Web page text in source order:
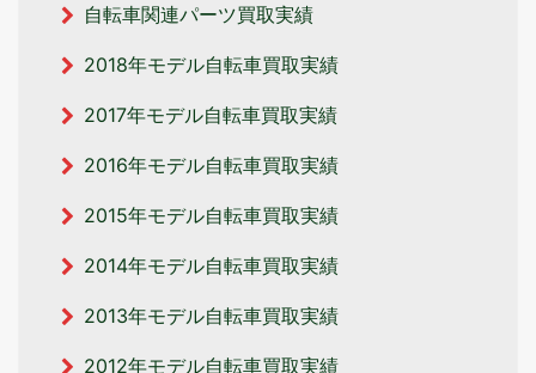
自転車関連パーツ買取実績
2018年モデル自転車買取実績
2017年モデル自転車買取実績
2016年モデル自転車買取実績
2015年モデル自転車買取実績
2014年モデル自転車買取実績
2013年モデル自転車買取実績
2012年モデル自転車買取実績